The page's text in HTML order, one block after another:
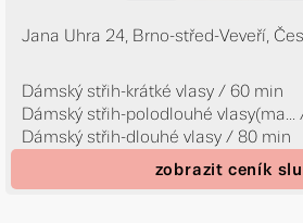
Jana Uhra 24, Brno-střed-Veveří,
Dámský střih-krátké vlasy / 60 min
Dámský střih-polodlouhé vlasy(ma...
Dámský střih-dlouhé vlasy / 80 min
zobrazit ceník